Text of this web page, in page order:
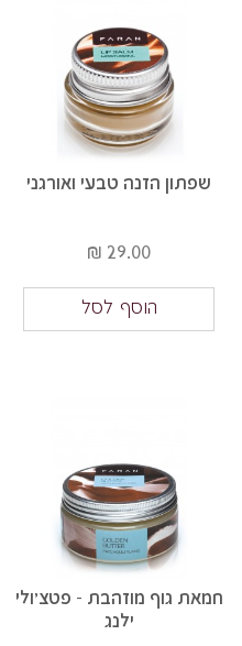
שפתון הזנה טבעי ואורגני
29.00 ₪
הוסף לסל
חמאת גוף מוזהבת - פטצ'ולי
ילנג